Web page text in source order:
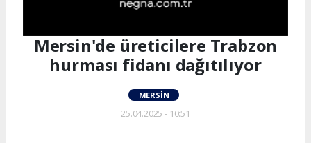
Mersin'de üreticilere Trabzon
hurması fidanı dağıtılıyor
MERSIN
25.04.2025 - 10:51